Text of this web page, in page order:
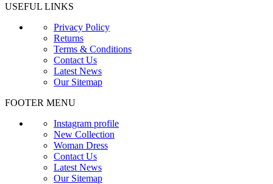
USEFUL LINKS
Privacy Policy
Returns
Terms & Conditions
Contact Us
Latest News
Our Sitemap
FOOTER MENU
Instagram profile
New Collection
Woman Dress
Contact Us
Latest News
Our Sitemap